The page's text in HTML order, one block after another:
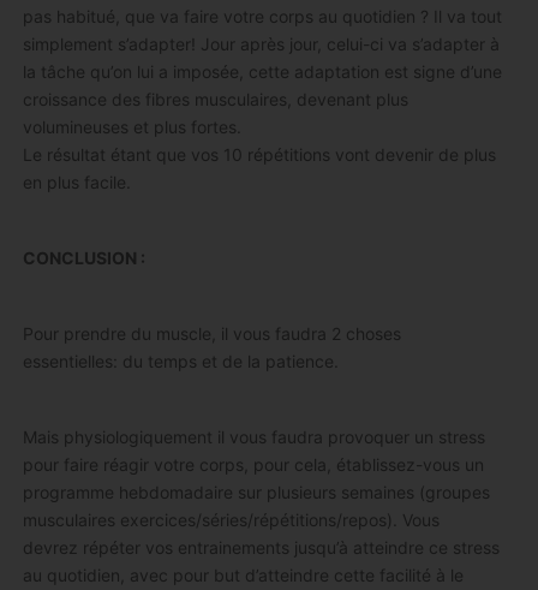
pas habitué, que va faire votre corps au quotidien ? Il va tout
simplement s’adapter! Jour après jour, celui-ci va s’adapter à
la tâche qu’on lui a imposée, cette adaptation est signe d’une
croissance des fibres musculaires, devenant plus
volumineuses et plus fortes.
Le résultat étant que vos 10 répétitions vont devenir de plus
en plus facile.
CONCLUSION :
Pour prendre du muscle, il vous faudra 2 choses
essentielles: du temps et de la patience.
Mais physiologiquement il vous faudra provoquer un stress
pour faire réagir votre corps, pour cela, établissez-vous un
programme hebdomadaire sur plusieurs semaines (groupes
musculaires exercices/séries/répétitions/repos). Vous
devrez répéter vos entrainements jusqu’à atteindre ce stress
au quotidien, avec pour but d’atteindre cette facilité à le